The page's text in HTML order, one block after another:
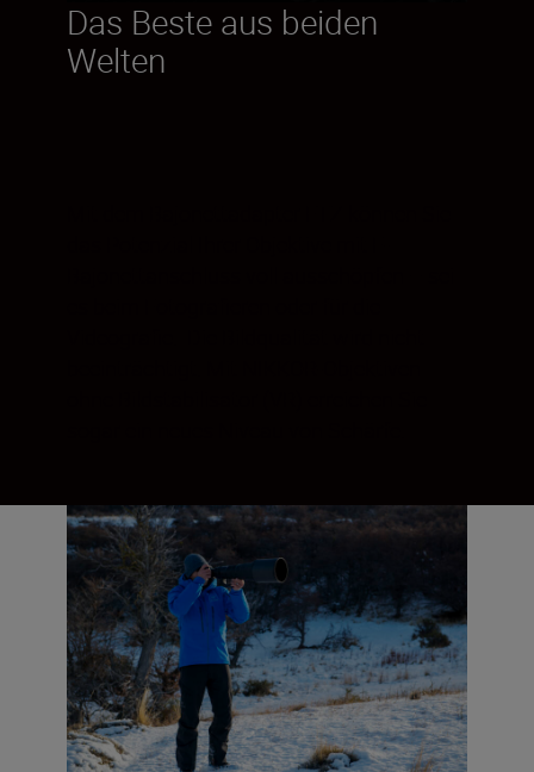
Das Beste aus beiden
Welten